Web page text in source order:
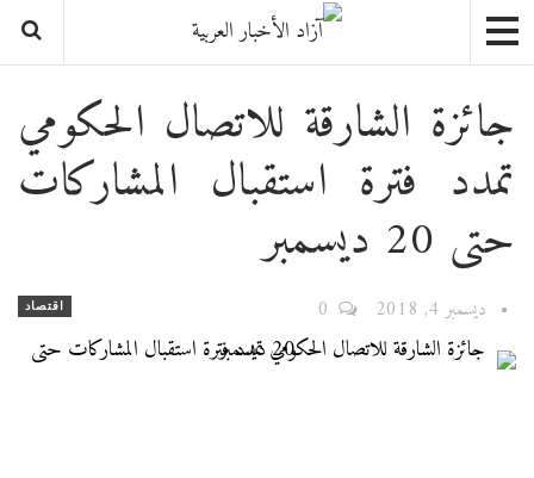
جائزة الشارقة للاتصال الحكومي
تمدد فترة استقبال المشاركات
حتى 20 ديسمبر
اقتصاد ديسمبر 4, 2018